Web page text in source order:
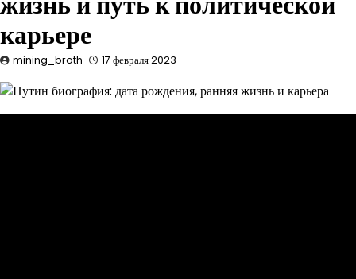
карьере
mining_broth 17 февраля 2023